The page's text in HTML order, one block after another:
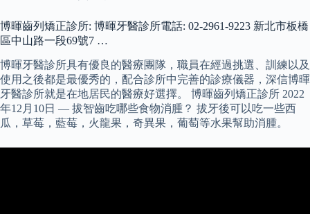
博暉齒列矯正診所: 博暉牙醫診所電話: 02-2961-9223 新北市板橋
區中山路一段69號7 …
博暉牙醫診所具有優良的醫療團隊，職員在經過挑選、訓練以及
使用之後都是最優秀的，配合診所中完善的診療儀器，深信博暉
牙醫診所就是在地居民的醫療好選擇。 博暉齒列矯正診所 2022
年12月10日 — 拔智齒吃哪些食物消腫？ 拔牙後可以吃一些西
瓜，草莓，藍莓，火龍果，奇異果，葡萄等水果幫助消腫。